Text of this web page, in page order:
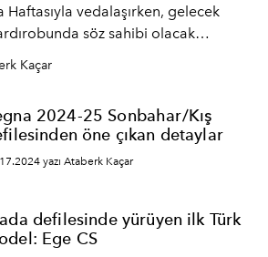
vedalaşırken, gelecek
söz sahibi olacak
tutuyoruz.
Kaçar
2024-25 Sonbahar/Kış
öne çıkan detaylar
yazı Ataberk Kaçar
defilesinde yürüyen ilk Türk
Ege CS